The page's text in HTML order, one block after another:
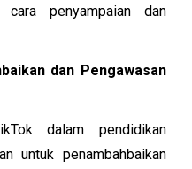
penyampaian dan
dan Pengawasan
dalam pendidikan
untuk penambahbaikan